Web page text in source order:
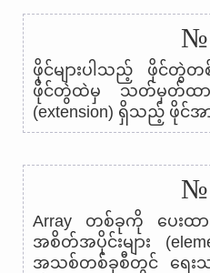
ဖိုင်များပါသည့် ဖိုင်တွဲ
ဖိုင်တွဲထဲမှ သတ်မှတ်ထား
(extension) ရှိသည့် ဖိုင်အ
Array တစ်ခုကို ပေး
အစိတ်အပိုင်းများ
အသစ်တစ်ခုစီတွင် ရေးသ